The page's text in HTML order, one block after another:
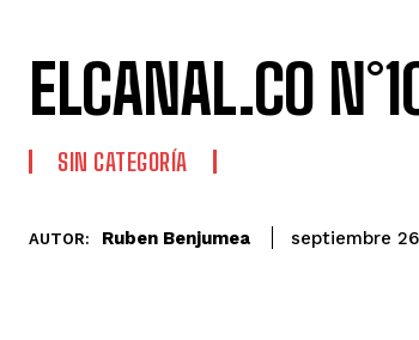
ELCANAL.CO
SIN CATEGORÍA
AUTOR: Ruben Benjumea septiembre